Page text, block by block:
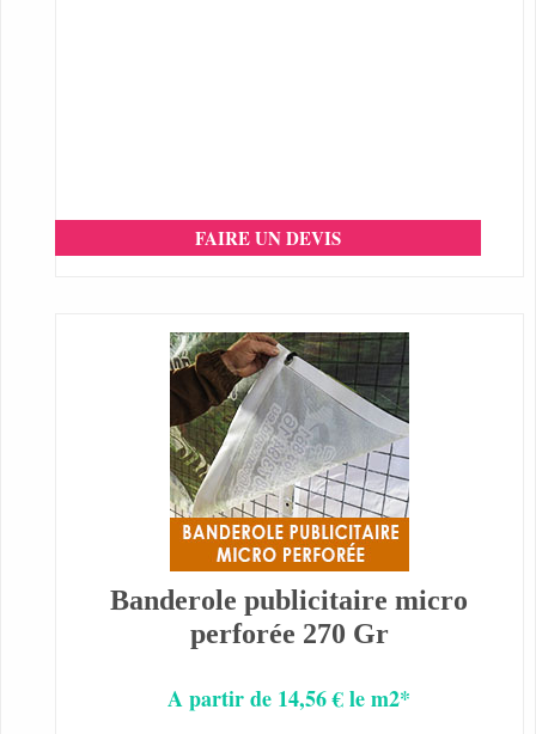
FAIRE UN DEVIS
Banderole publicitaire micro
perforée 270 Gr
A partir de 14,56 € le m2*